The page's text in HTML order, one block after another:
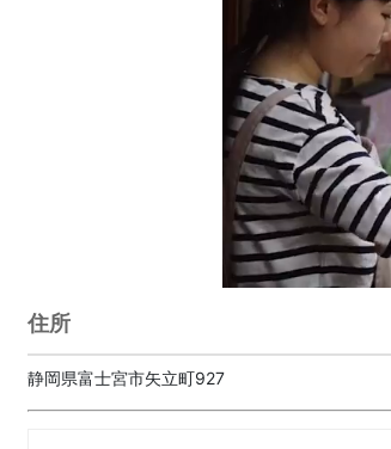
住所
静岡県富士宮市矢立町927